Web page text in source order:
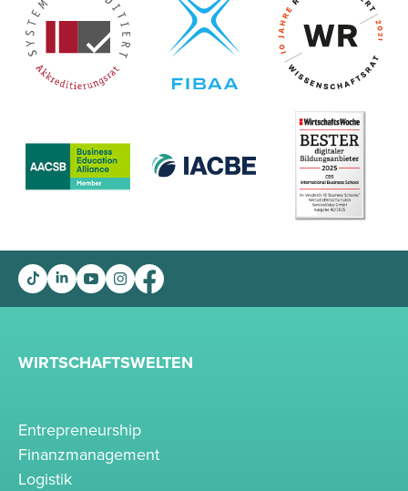
WIRTSCHAFTSWELTEN
Entrepreneurship
Finanzmanagement
Logistik